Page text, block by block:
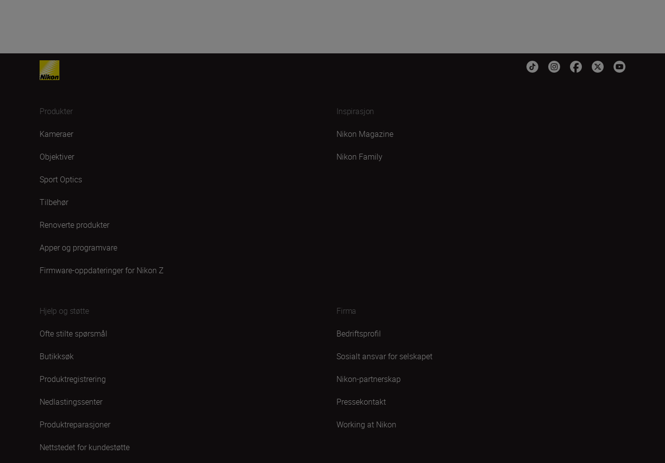
Produkter
Kameraer
Objektiver
Sport Optics
Tilbehør
Renoverte produkter
Apper og programvare
Firmware-oppdateringer for Nikon Z
Inspirasjon
Nikon Magazine
Nikon Family
Hjelp og støtte
Ofte stilte spørsmål
Butikksøk
Produktregistrering
Nedlastingssenter
Produktreparasjoner
Nettstedet for kundestøtte
Firma
Bedriftsprofil
Sosialt ansvar for selskapet
Nikon-partnerskap
Pressekontakt
Working at Nikon